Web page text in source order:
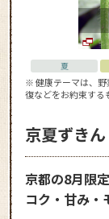
夏
※ 健康テーマは、野
復などをお約束する
京夏ずきん
京都の8月限
コク・甘み・